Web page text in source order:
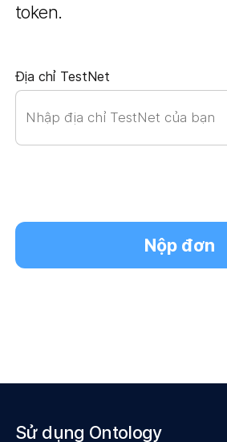
token.
Địa chỉ TestNet
Nộp đơn
Sử dụng Ontology